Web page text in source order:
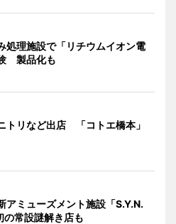
処理施設で「リチウムイオン電
製品化も
トリなど出店 「コトエ橋本」
アミューズメント施設「S.Y.N.
常設謎解き店も